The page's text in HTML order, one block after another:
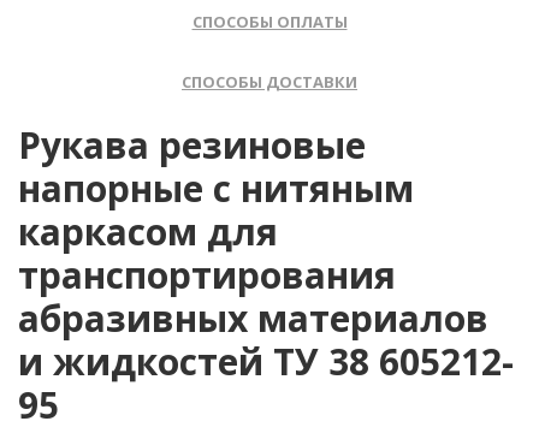
СПОСОБЫ ОПЛАТЫ
СПОСОБЫ ДОСТАВКИ
Рукава резиновые
напорные с нитяным
каркасом для
транспортирования
абразивных материалов
и жидкостей ТУ 38 605212-
95